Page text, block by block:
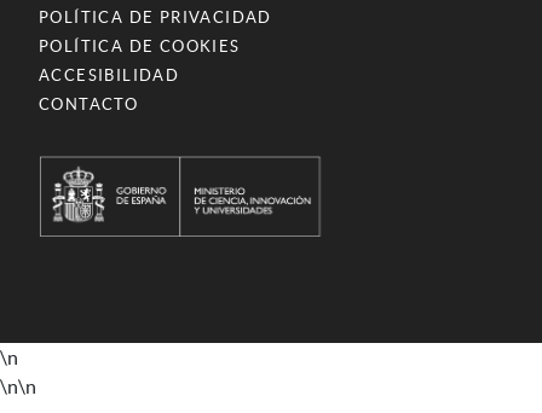
POLÍTICA DE PRIVACIDAD
POLÍTICA DE COOKIES
ACCESIBILIDAD
CONTACTO
\n
\n\n